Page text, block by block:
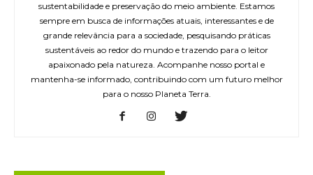
sustentabilidade e preservação do meio ambiente. Estamos
sempre em busca de informações atuais, interessantes e de
grande relevância para a sociedade, pesquisando práticas
sustentáveis ao redor do mundo e trazendo para o leitor
apaixonado pela natureza. Acompanhe nosso portal e
mantenha-se informado, contribuindo com um futuro melhor
para o nosso Planeta Terra.